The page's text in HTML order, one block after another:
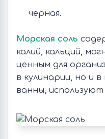
черная.
Морская соль
калий, кальций,
ценным для
в кулинарии, но и
ванны,